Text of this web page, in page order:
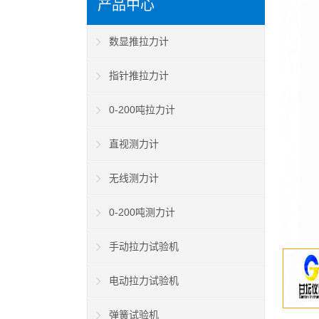
产品中心
数显推拉力计
指针推拉力计
0-200吨拉力计
直视测力计
无线测力计
0-200吨测力计
手动拉力试验机
电动拉力试验机
弹簧试验机